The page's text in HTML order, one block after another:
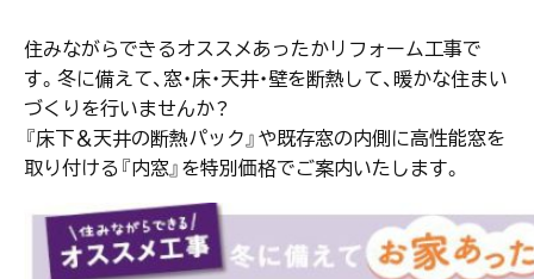
住みながらできるオススメあったかリフォーム工事で
す。冬に備えて、窓・床・天井・壁を断熱して、暖かな住まい
づくりを行いませんか？
『床下＆天井の断熱パック』や既存窓の内側に高性能窓を
取り付ける『内窓』を特別価格でご案内いたします。